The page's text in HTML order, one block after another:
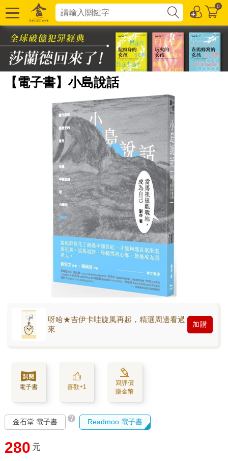
0
【電子書】小島說話
呀哈★吉伊卡哇旋風再起，精選周邊看過
來
加購
電子書 喜歡+1
寫評價
賺金幣
金石堂 電子書 ? Readmoo 電子書
280 元